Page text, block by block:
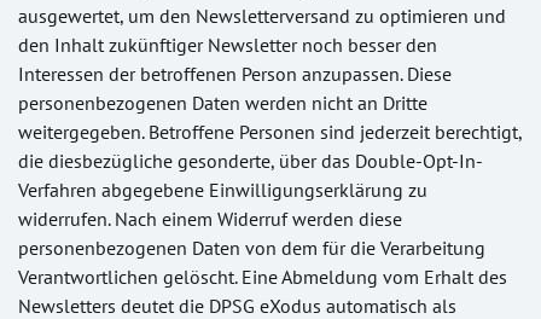
ausgewertet, um den Newsletterversand zu optimieren und
den Inhalt zukünftiger Newsletter noch besser den
Interessen der betroffenen Person anzupassen. Diese
personenbezogenen Daten werden nicht an Dritte
weitergegeben. Betroffene Personen sind jederzeit berechtigt,
die diesbezügliche gesonderte, über das Double-Opt-In-
Verfahren abgegebene Einwilligungserklärung zu
widerrufen. Nach einem Widerruf werden diese
personenbezogenen Daten von dem für die Verarbeitung
Verantwortlichen gelöscht. Eine Abmeldung vom Erhalt des
Newsletters deutet die DPSG eXodus automatisch als